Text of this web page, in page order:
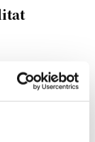
de